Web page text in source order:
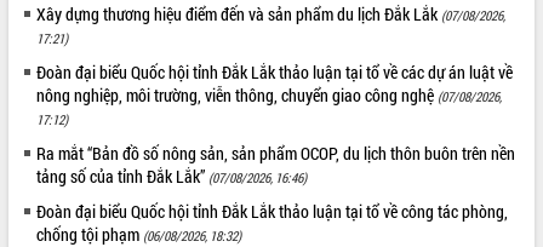
Phó Chủ tịch UBND tỉnh Đắk Lắk
Trương Công Thái kiểm tra thực địa
Dự án cao tốc Khánh Hòa - Buôn Ma
Thuột
Định vị cà phê Việt Nam như một “di
sản sống” trong dòng chảy toàn cầu
Xây dựng nông thôn mới: Nâng cao đời
sống người dân từ những mô hình thiết
thực
Xây dựng thương hiệu điểm đến và sản phẩm du lịch Đắk Lắk (07/08/2026,
17:21)
Đoàn đại biểu Quốc hội tỉnh Đắk Lắk thảo luận tại tổ về các dự án luật về
nông nghiệp, môi trường, viễn thông, chuyển giao công nghệ (07/08/2026,
17:12)
Ra mắt “Bản đồ số nông sản, sản phẩm OCOP, du lịch thôn buôn trên nền
tảng số của tỉnh Đắk Lắk” (07/08/2026, 16:46)
Đoàn đại biểu Quốc hội tỉnh Đắk Lắk thảo luận tại tổ về công tác phòng,
chống tội phạm (06/08/2026, 18:32)